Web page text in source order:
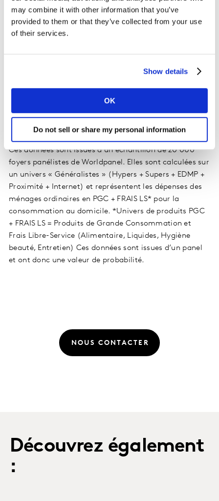
may combine it with other information that you’ve
provided to them or that they’ve collected from your use
of their services.
Show details
OK
Do not sell or share my personal information
parvient à attirer 420 000 foyers supplémentaires et
développe le niveau de fidélité de ses clients. La cote
d’amour s’améliore et Lidl est mieux perçue sur
ou la promotion.
progresse de +0.4pt à 11.2% de Pdm
valeur.
Pour toute citation de données source :Kantar – panel
Worldpanel 2021
Ces données sont issues d’un échantillon de 20 000
foyers panélistes de Worldpanel. Elles sont calculées sur
un univers « Généralistes » (Hypers + Supers + EDMP +
Proximité + Internet) et représentent les dépenses des
ménages ordinaires en PGC + FRAIS LS* pour la
consommation au domicile. *Univers de produits PGC
+ FRAIS LS = Produits de Grande Consommation et
Frais Libre-Service (Alimentaire, Liquides, Hygiène
beauté, Entretien) Ces données sont issues d’un panel
et ont donc une valeur de probabilité.
NOUS CONTACTER
Découvrez également
: